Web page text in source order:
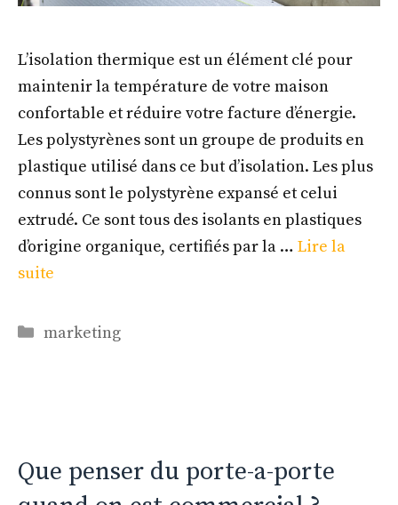
L’isolation thermique est un élément clé pour
maintenir la température de votre maison
confortable et réduire votre facture d’énergie.
Les polystyrènes sont un groupe de produits en
plastique utilisé dans ce but d’isolation. Les plus
connus sont le polystyrène expansé et celui
extrudé. Ce sont tous des isolants en plastiques
d’origine organique, certifiés par la … Lire la
suite
Catégories
marketing
Que penser du porte-a-porte